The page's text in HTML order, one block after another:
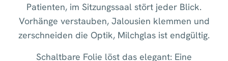
Patienten, im Sitzungssaal stört jeder Blick.
Vorhänge verstauben, Jalousien klemmen und
zerschneiden die Optik, Milchglas ist endgültig.
Schaltbare Folie löst das elegant: Eine